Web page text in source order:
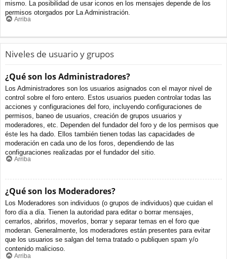
mismo. La posibilidad de usar iconos en los mensajes depende de los
permisos otorgados por La Administración.
Arriba
Niveles de usuario y grupos
¿Qué son los Administradores?
Los Administradores son los usuarios asignados con el mayor nivel de
control sobre el foro entero. Estos usuarios pueden controlar todas las
acciones y configuraciones del foro, incluyendo configuraciones de
permisos, baneo de usuarios, creación de grupos usuarios y
moderadores, etc. Dependen del fundador del foro y de los permisos que
éste les ha dado. Ellos también tienen todas las capacidades de
moderación en cada uno de los foros, dependiendo de las
configuraciones realizadas por el fundador del sitio.
Arriba
¿Qué son los Moderadores?
Los Moderadores son individuos (o grupos de individuos) que cuidan el
foro día a día. Tienen la autoridad para editar o borrar mensajes,
cerrarlos, abrirlos, moverlos, borrar y separar temas en el foro que
moderan. Generalmente, los moderadores están presentes para evitar
que los usuarios se salgan del tema tratado o publiquen spam y/o
contenido malicioso.
Arriba